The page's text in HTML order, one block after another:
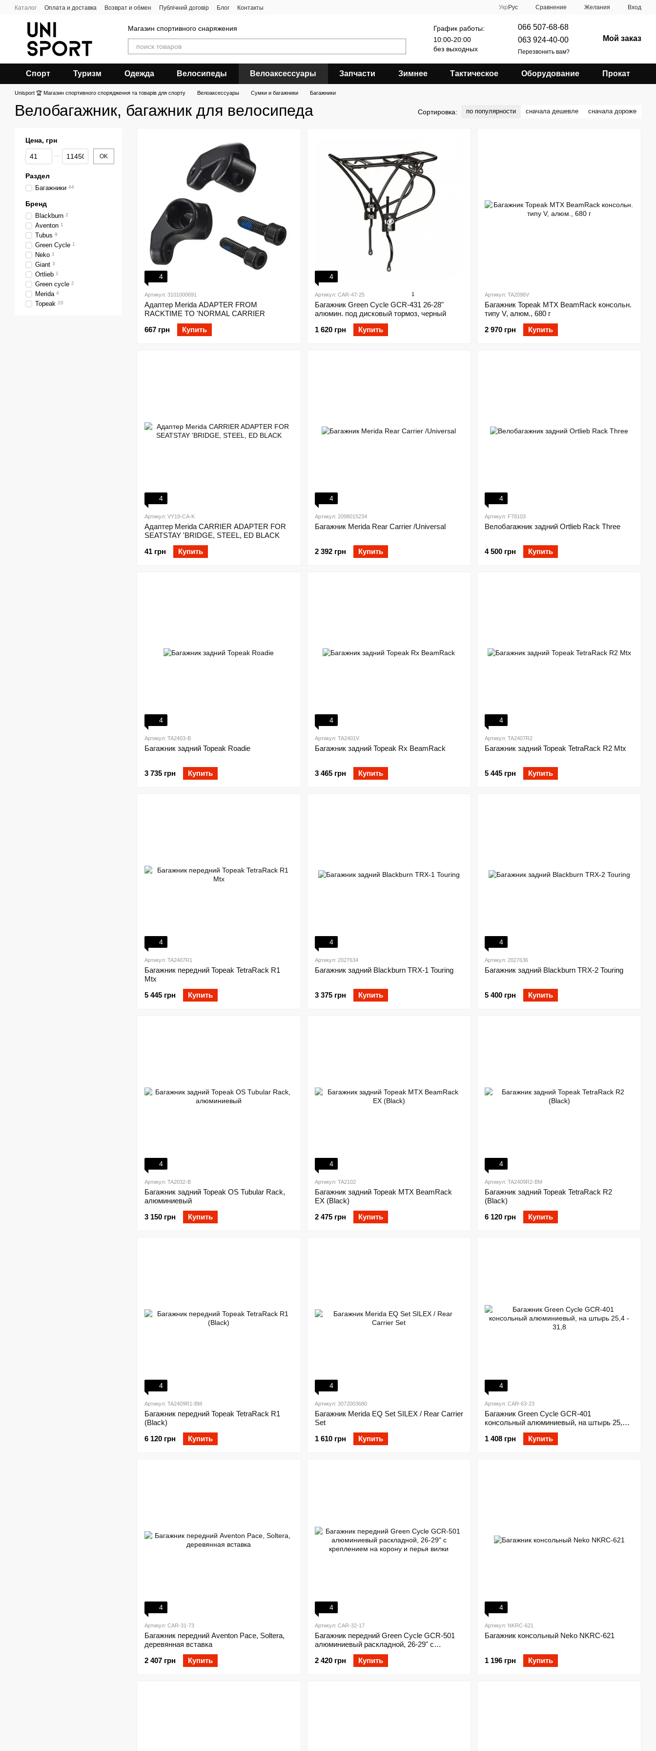
Перейти к основному контенту
Каталог Оплата и доставка Возврат и обмен Публічний договір Блог Контакты Укр Рус Сравнение Желания Вход
Магазин спортивного снаряжения
График работы:
10:00-20:00
без выходных
066 507-68-68
063 924-40-00
Перезвонить вам?
Мой заказ
Спорт Туризм Одежда Велосипеды Велоаксессуары Запчасти Зимнее Тактическое Оборудование Прокат
Unisport 🏆 Магазин спортивного спорядження та товарів для спорту Велоаксессуары Сумки и багажники Багажники
Велобагажник, багажник для велосипеда Сортировка: по популярности сначала дешевле сначала дороже
4
Артикул: 3101000691
Адаптер Merida ADAPTER FROM
RACKTIME TO 'NORMAL CARRIER
667 грн
Купить
4
Артикул: CAR-47-25 1
Багажник Green Cycle GCR-431 26-28"
алюмин. под дисковый тормоз, черный
1 620 грн
Купить
Артикул: TA2096V
Багажник Topeak MTX BeamRack консольн.
типу V, алюм., 680 г
2 970 грн
Купить
4
Артикул: VY19-CA-K
Адаптер Merida CARRIER ADAPTER FOR
SEATSTAY 'BRIDGE, STEEL, ED BLACK
41 грн
Купить
4
Артикул: 2098015234
Багажник Merida Rear Carrier /Universal
2 392 грн Купить
4
Артикул: F78103
Велобагажник задний Ortlieb Rack Three
4 500 грн Купить
4
Артикул: TA2403-B
Багажник задний Topeak Roadie
3 735 грн Купить
4
Артикул: TA2401V
Багажник задний Topeak Rx BeamRack
3 465 грн Купить
4
Артикул: TA2407R2
Багажник задний Topeak TetraRack R2 Mtx
5 445 грн Купить
4
Артикул: TA2407R1
Багажник передний Topeak TetraRack R1
Mtx
5 445 грн
Купить
4
Артикул: 2027634
Багажник задний Blackburn TRX-1 Touring
3 375 грн Купить
4
Артикул: 2027636
Багажник задний Blackburn TRX-2 Touring
5 400 грн Купить
4
Артикул: TA2032-B
Багажник задний Topeak OS Tubular Rack,
алюминиевый
3 150 грн
Купить
4
Артикул: TA2102
Багажник задний Topeak MTX BeamRack
EX (Black)
2 475 грн
Купить
4
Артикул: TA2409R2-BM
Багажник задний Topeak TetraRack R2
(Black)
6 120 грн
Купить
4
Артикул: TA2409R1-BM
Багажник передний Topeak TetraRack R1
(Black)
6 120 грн
Купить
4
Артикул: 3072003680
Багажник Merida EQ Set SILEX / Rear Carrier
Set
1 610 грн
Купить
4
Артикул: CAR-63-23
Багажник Green Cycle GCR-401
консольный алюминиевый, на штырь 25,4 -
1 408 грн
Купить
4
Артикул: CAR-31-73
Багажник передний Aventon Pace, Soltera,
деревянная вставка
2 407 грн
Купить
4
Артикул: CAR-32-17
Багажник передний Green Cycle GCR-501
алюминиевый раскладной, 26-29" с
креплением на корону и перья вилки
2 420 грн
Купить
4
Артикул: NKRC-621
Багажник консольный Neko NKRC-621
1 196 грн Купить
Цена, грн
От Цена, грн
До Цена, грн OK
Раздел
Багажники 44
Бренд
Blackburn 2
Aventon 1
Tubus 9
Green Сycle 1
Neko 1
Giant 3
Ortlieb 1
Green cycle 2
Merida 4
Topeak 20